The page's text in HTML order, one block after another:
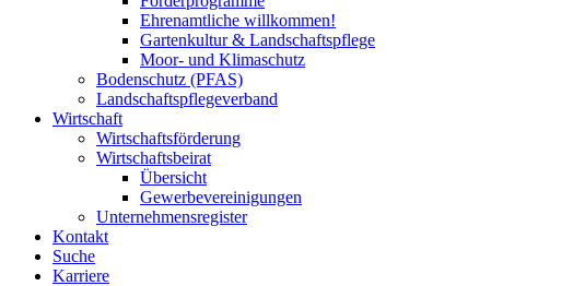
Ehrenamtliche willkommen!
Gartenkultur & Landschaftspflege
Moor- und Klimaschutz
Bodenschutz (PFAS)
Landschaftspflegeverband
Wirtschaft
Wirtschaftsförderung
Wirtschaftsbeirat
Übersicht
Gewerbevereinigungen
Unternehmensregister
Kontakt
Suche
Karriere